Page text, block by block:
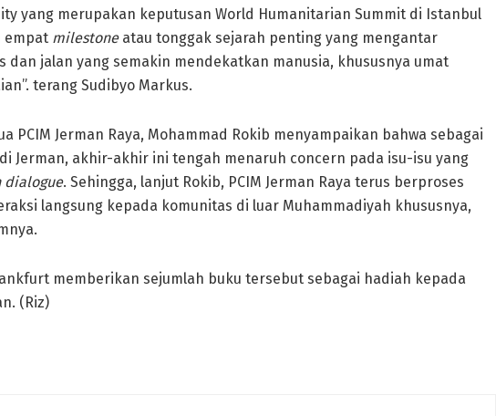
yang merupakan keputusan World Humanitarian Summit di Istanbul
empat milestoneatau tonggak sejarah penting yang mengantar
dan jalan yang semakin mendekatkan manusia, khususnya umat
terang Sudibyo Markus.
PCIM Jerman Raya, Mohammad Rokib menyampaikan bahwa sebagai
Jerman, akhir-akhir ini tengah menaruh concern pada isu-isu yang
. Sehingga, lanjut Rokib, PCIM Jerman Raya terus berproses
langsung kepada komunitas di luar Muhammadiyah khususnya,
memberikan sejumlah buku tersebut sebagai hadiah kepada
(Riz)